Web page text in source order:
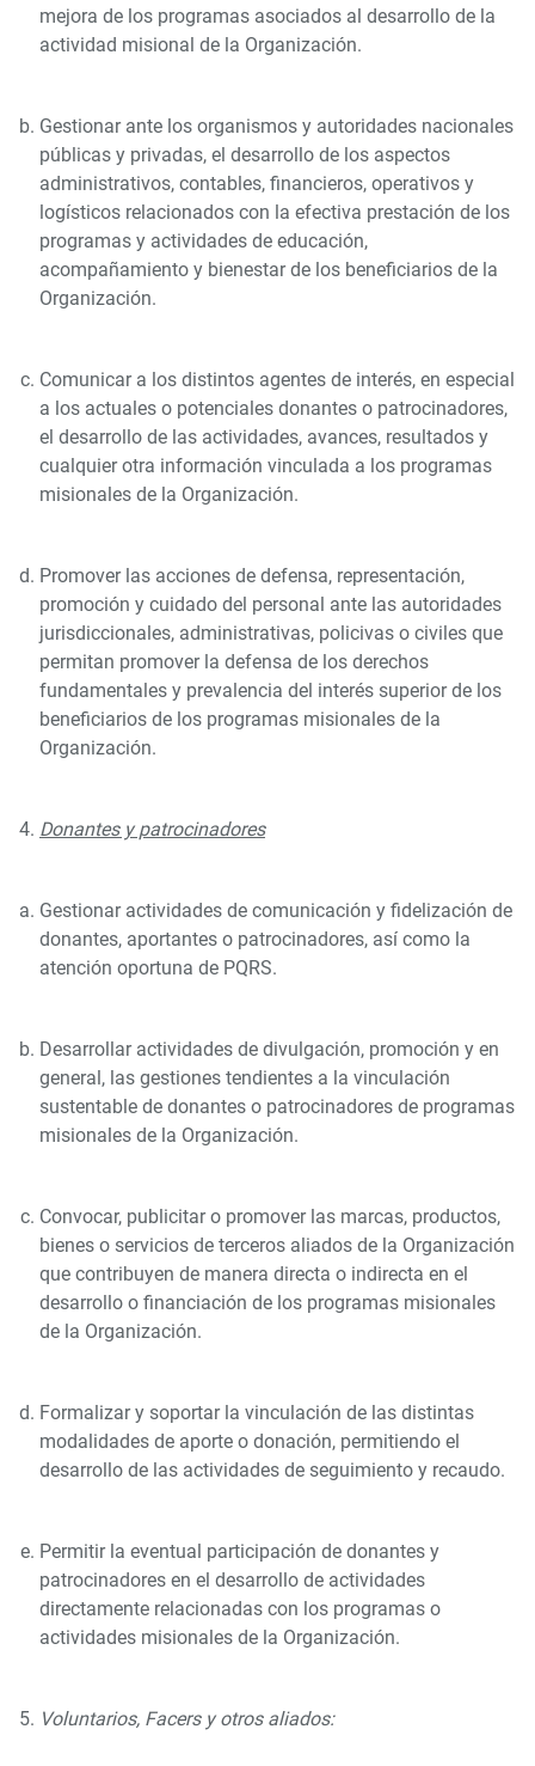
mejora de los programas asociados al desarrollo de la
actividad misional de la Organización.
Gestionar ante los organismos y autoridades nacionales
públicas y privadas, el desarrollo de los aspectos
administrativos, contables, financieros, operativos y
logísticos relacionados con la efectiva prestación de los
programas y actividades de educación,
acompañamiento y bienestar de los beneficiarios de la
Organización.
Comunicar a los distintos agentes de interés, en especial
a los actuales o potenciales donantes o patrocinadores,
el desarrollo de las actividades, avances, resultados y
cualquier otra información vinculada a los programas
misionales de la Organización.
Promover las acciones de defensa, representación,
promoción y cuidado del personal ante las autoridades
jurisdiccionales, administrativas, policivas o civiles que
permitan promover la defensa de los derechos
fundamentales y prevalencia del interés superior de los
beneficiarios de los programas misionales de la
Organización.
Donantes y patrocinadores
Gestionar actividades de comunicación y fidelización de
donantes, aportantes o patrocinadores, así como la
atención oportuna de PQRS.
Desarrollar actividades de divulgación, promoción y en
general, las gestiones tendientes a la vinculación
sustentable de donantes o patrocinadores de programas
misionales de la Organización.
Convocar, publicitar o promover las marcas, productos,
bienes o servicios de terceros aliados de la Organización
que contribuyen de manera directa o indirecta en el
desarrollo o financiación de los programas misionales
de la Organización.
Formalizar y soportar la vinculación de las distintas
modalidades de aporte o donación, permitiendo el
desarrollo de las actividades de seguimiento y recaudo.
Permitir la eventual participación de donantes y
patrocinadores en el desarrollo de actividades
directamente relacionadas con los programas o
actividades misionales de la Organización.
Voluntarios, Facers y otros aliados: